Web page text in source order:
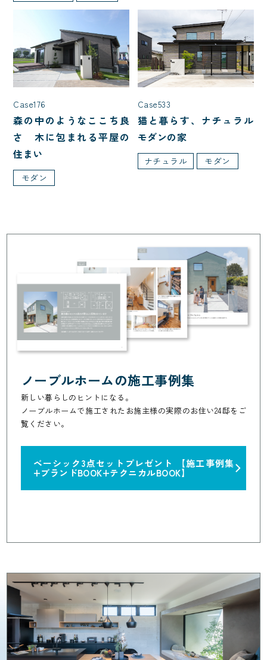
Case176
森の中のようなここち良
さ 木に包まれる平屋の
住まい
モダン
Case533
猫と暮らす、ナチュラル
モダンの家
ナチュラル モダン
ノーブルホームの施工事例集
新しい暮らしのヒントになる。
ノーブルホームで施工されたお施主様の実際のお住い24邸をご
覧ください。
ベーシック3点セットプレゼント 【施工事例集
+ブランドBOOK+テクニカルBOOK】